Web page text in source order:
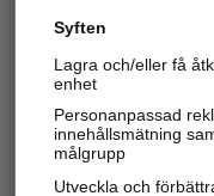
Hitta.se - Gratis
Sök företag, personer
Hitta
Syften
Lagra och/eller få
enhet
Personanpassad
innehållsmätning
målgrupp
Utveckla och